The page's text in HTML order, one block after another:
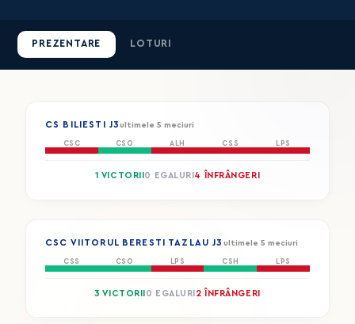
PREZENTARE LOTURI
CS BILIESTI J3ultimele 5 meciuri
CSC CSO ALH CSS LPS
1 VICTORII 0 EGALURI 4 ÎNFRÂNGERI
CSC VIITORUL BERESTI TAZLAU J3 ultimele 5 meciuri
CSS CSO LPS CSH LPS
3 VICTORII 0 EGALURI 2 ÎNFRÂNGERI